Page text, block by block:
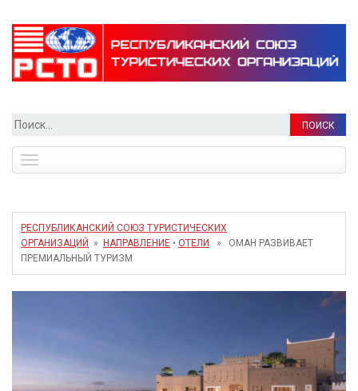
Найти:
navigation
РЕСПУБЛИКАНСКИЙ СОЮЗ ТУРИСТИЧЕСКИХ
ОРГАНИЗАЦИЙ
» НАПРАВЛЕНИЕ • ОТЕЛИ
» ОМАН РАЗВИВАЕТ
ПРЕМИАЛЬНЫЙ ТУРИЗМ